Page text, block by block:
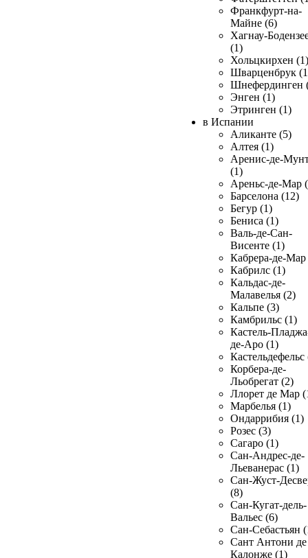
Франкфурт-на-
Майне (6)
Хагнау-
(1)
Хольцкирхен (1)
Шварценбрук
Шнефердинген
Энген (1)
Этринген (1)
в Испании
Аликанте (5)
Алтея (1)
Аренис-де-
(1)
Ареньс-де-Мар
Барселона (12)
Бегур (1)
Бениса (1)
Валь-де-Сан-
Висенте (1)
Кабрера-де-Мар
Кабрилс (1)
Кальдас-де-
Малавелья (2)
Кальпе (3)
Камбрильс (1)
Кастель-
де-Аро (1)
Кастельдефельс
Корбера-де-
Льобрегат (2)
Ллорет де Мар
Марбелья (1)
Ондаррибия (1)
Розес (3)
Сагаро (1)
Сан-Андрес-де-
Льеванерас (1)
Сан-Жуст-
(8)
Сан-Кугат-дель-
Вальес (6)
Сан-Себастьян
Сант Антони де
Калонже (1)